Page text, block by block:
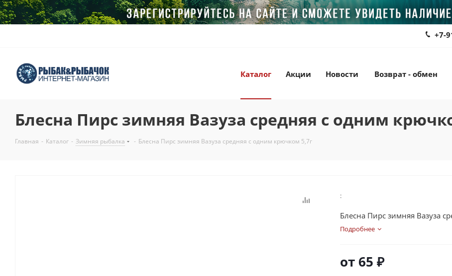
+7-
Каталог Акции Новости Возврат - обмен
Блесна Пирс зимняя Вазуза средняя с одним
Главная - Каталог - Зимняя рыбалка - Блесна Пирс зимняя Вазуза средняя с одним крючком 5,7г
:
Блесна Пирс зимняя Вазуза
Подробнее
от 65 ₽